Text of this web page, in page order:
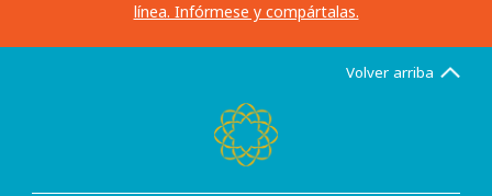
línea. Infórmese y compártalas.
Volver arriba